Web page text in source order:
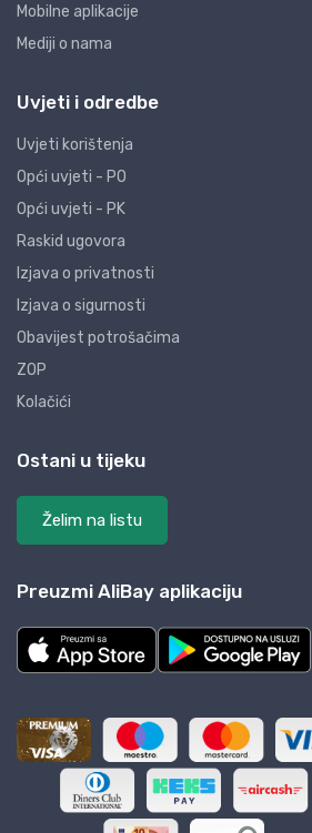
Mobilne aplikacije
Mediji o nama
Uvjeti i odredbe
Uvjeti korištenja
Opći uvjeti - PO
Opći uvjeti - PK
Raskid ugovora
Izjava o privatnosti
Izjava o sigurnosti
Obavijest potrošačima
ZOP
Kolačići
Ostani u tijeku
Želim na listu
Preuzmi AliBay aplikaciju